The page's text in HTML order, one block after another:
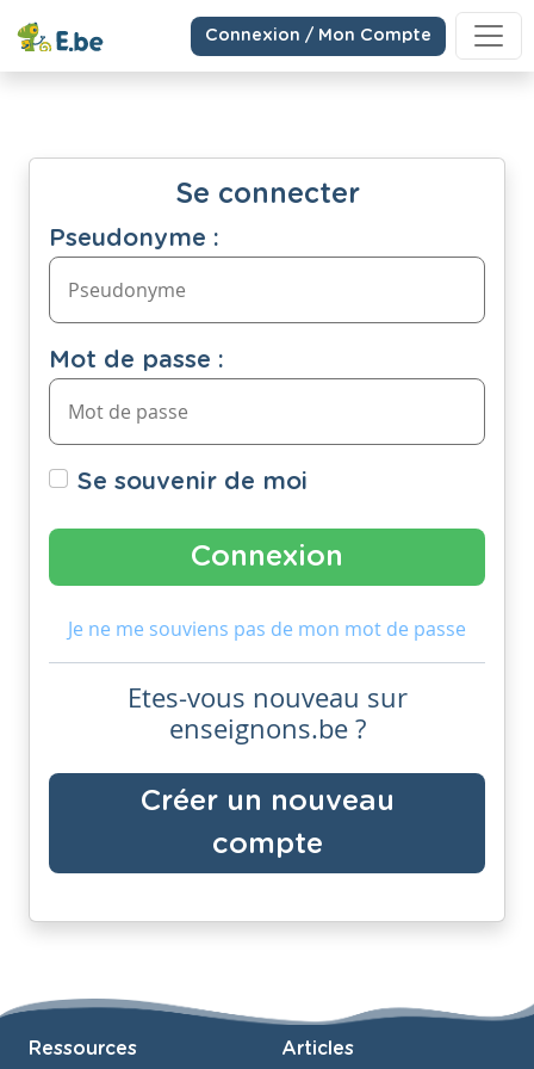
Connexion / Mon Compte
Se connecter
Pseudonyme :
Mot de passe :
Se souvenir de moi
Je ne me souviens pas de mon mot de passe
Etes-vous nouveau sur
enseignons.be ?
Créer un nouveau
compte
Ressources Articles